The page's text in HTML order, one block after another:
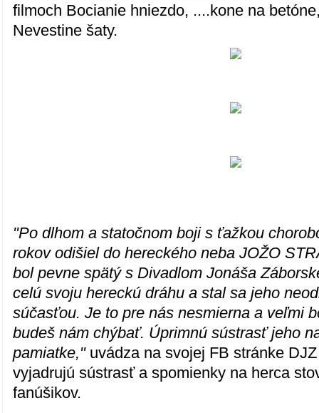
filmoch Bocianie hniezdo, ....kone na
Nevestine šaty.
"Po dlhom a statočnom boji s ťažkou
rokov odišiel do hereckého neba JOŽO
bol pevne spätý s Divadlom Jonáša
celú svoju hereckú dráhu a stal sa jeho
súčasťou. Je to pre nás nesmierna a veľmi
budeš nám chýbať. Úprimnú sústrasť jeho
pamiatke,"uvádza na svojej FB stránke
vyjadrujú sústrasť a spomienky na herca
fanúšikov.